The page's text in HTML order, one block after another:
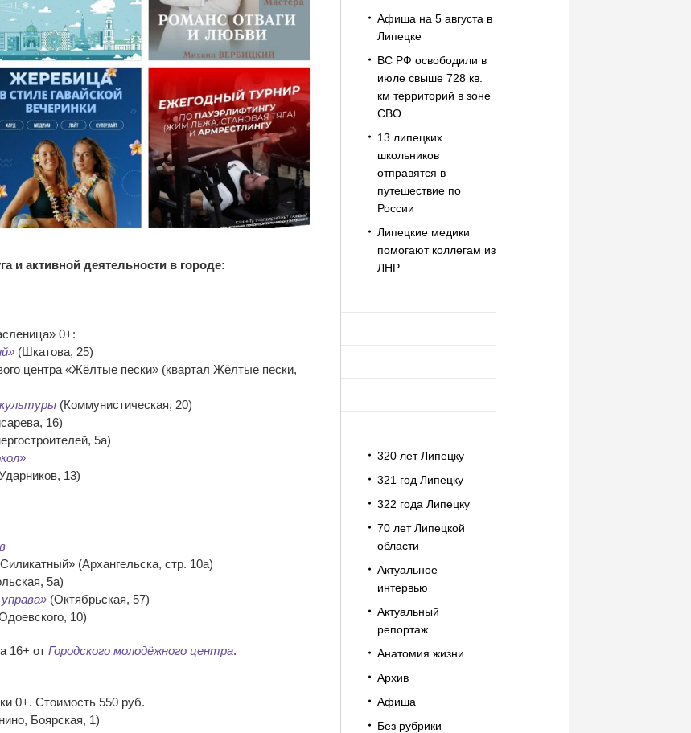
и активной деятельности в городе:
0+:
(Шкатова, 25)
центра «Жёлтые пески» (квартал Жёлтые пески,
(Коммунистическая, 20)
16)
5а)
13)
(Архангельска, стр. 10а)
5а)
(Октябрьская, 57)
10)
16+ от Городского молодёжного центра.
0+. Стоимость 550 руб.
Боярская, 1)
Афиша на 5 августа в
Липецке
ВС РФ освободили в
июле свыше 728 кв.
км территорий в зоне
СВО
13 липецких
школьников
отправятся в
путешествие по
России
Липецкие медики
помогают коллегам из
ЛНР
320 лет Липецку
321 год Липецку
322 года Липецку
70 лет Липецкой
области
Актуальное
интервью
Актуальный
репортаж
Анатомия жизни
Архив
Афиша
Без рубрики